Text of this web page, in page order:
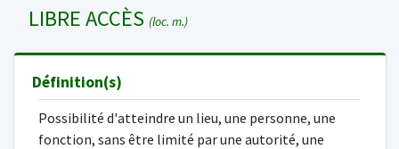
LIBRE ACCÈS (loc. m.)
Définition(s)
Possibilité d'atteindre un lieu, une personne, une
fonction, sans être limité par une autorité, une